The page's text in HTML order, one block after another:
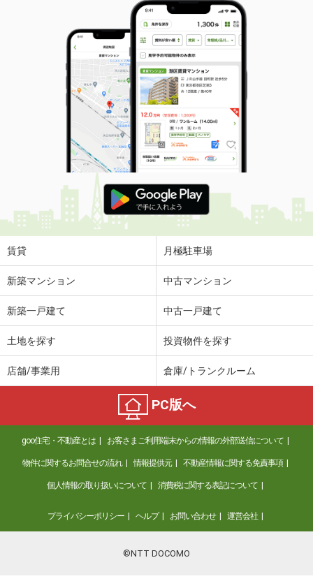
賃貸 月極駐車場
新築マンション 中古マンション
新築一戸建て 中古一戸建て
土地を探す 投資物件を探す
店舗/事業用 倉庫/トランクルーム
PC版へ
goo住宅・不動産とは お客さまご利用端末からの情報の外部送信について
物件に関するお問合せの流れ 情報提供元 不動産情報に関する免責事項
個人情報の取り扱いについて 消費税に関する表記について
プライバシーポリシー ヘルプ お問い合わせ 運営会社
©NTT DOCOMO